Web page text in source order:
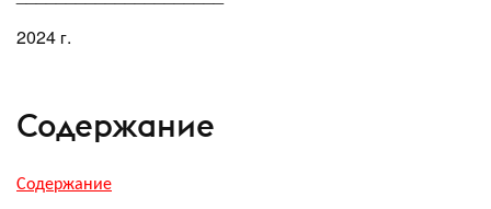
2024 г.
Содержание
Содержание